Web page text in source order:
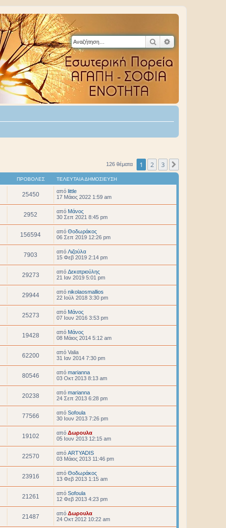
Αναζήτηση
126 θέματα 1 2 3
ΠΡΟΒΟΛΈΣ ΤΕΛΕΥΤΑΊΑ ΔΗΜΟΣΊΕΥΣΗ
25450 από little
17 Μάιος 2022 1:59 am
2952 από Μάνος
30 Σεπ 2021 8:45 pm
156594 από Θοδωράκος
06 Σεπ 2019 12:26 pm
7903 από Λιζούλα
15 Φεβ 2019 2:14 pm
29273 από Δεκατριούλης
21 Ιαν 2019 5:01 pm
29944 από nikolaosmallios
22 Ιούλ 2018 3:30 pm
25273 από Μάνος
07 Ιουν 2016 3:53 pm
19428 από Μάνος
08 Μάιος 2014 5:12 am
62200 από Valia
31 Ιαν 2014 7:30 pm
80546 από marianna
03 Οκτ 2013 8:13 am
20238 από marianna
24 Σεπ 2013 6:28 pm
77566 από Sofoula
30 Ιουν 2013 7:26 pm
19102 από Δωρουλα
05 Ιουν 2013 12:15 am
22570 από ARTYADIS
03 Μάιος 2013 11:46 pm
23916 από Θοδωράκος
13 Φεβ 2013 1:15 am
21261 από Sofoula
12 Φεβ 2013 4:23 pm
21487 από Δωρουλα
24 Οκτ 2012 10:22 am